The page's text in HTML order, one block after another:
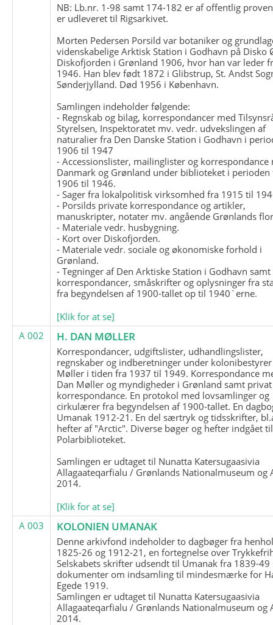
NB: Lb.nr. 1-98 samt 174-182 er af offentlig
er udleveret til Rigsarkivet.
Morten Pedersen Porsild var botaniker og
videnskabelige Arktisk Station i Godhavn på Disko
Diskofjorden i Grønland 1906, hvor han var leder
1946. Han blev født 1872 i Glibstrup, St. Andst
Sønderjylland. Død 1956 i København.
Samlingen indeholder følgende:
- Regnskab og bilag, korrespondancer med
Styrelsen, Inspektoratet mv. vedr. udvekslingen af
naturalier fra Den Danske Station i Godhavn i
1906 til 1947
- Accessionslister, mailinglister og korrespondance
Danmark og Grønland under biblioteket i perioden
1906 til 1946.
- Sager fra lokalpolitisk virksomhed fra 1915 til
- Porsilds private korrespondance og artikler,
manuskripter, notater mv. angående Grønlands
- Materiale vedr. husbygning.
- Kort over Diskofjorden.
- Materiale vedr. sociale og økonomiske forhold i
Grønland.
- Tegninger af Den Arktiske Station i Godhavn
korrespondancer, småskrifter og oplysninger fra
fra begyndelsen af 1900-tallet op til 1940`erne.
[Klik for at se]
A 002
H. DAN MØLLER
Korrespondancer, udgiftslister, udhandlingslister,
regnskaber og indberetninger under
Møller i tiden fra 1937 til 1949. Korrespondance
Dan Møller og myndigheder i Grønland samt privat
korrespondance. En protokol med lovsamlinger og
cirkulærer fra begyndelsen af 1900-tallet. En
Umanak 1912-21. En del særtryk og tidsskrifter,
hefter af "Arctic". Diverse bøger og hefter indgået til
Polarbiblioteket.
Samlingen er udtaget til Nunatta Katersugaasivia
Allagaateqarfialu / Grønlands Nationalmuseum og
2014.
[Klik for at se]
A 003
KOLONIEN UMANAK
Denne arkivfond indeholder to dagbøger fra
1825-26 og 1912-21, en fortegnelse over
Selskabets skrifter udsendt til Umanak fra 1839-49
dokumenter om indsamling til mindesmærke for
Egede 1919.
Samlingen er udtaget til Nunatta Katersugaasivia
Allagaateqarfialu / Grønlands Nationalmuseum og
2014.